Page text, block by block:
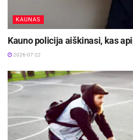
KAUNAS
Kauno policija aiškinasi, kas
2026-07-22